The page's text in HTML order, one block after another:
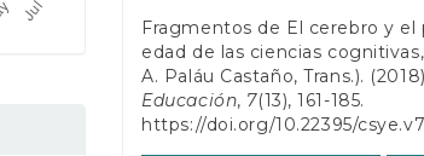
Fragmentos de El cerebro y el
edad de las ciencias
A. Paláu Castaño, Trans.).
Educación, 7(13), 161-185.
https://doi.org/10.22395/